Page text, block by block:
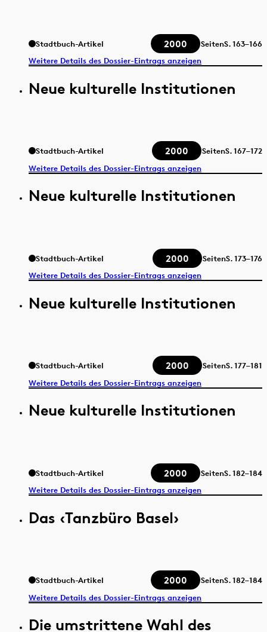
Stadtbuch-Artikel 2000 SeitenS.163–166
Weitere Details des Dossier-Eintrags anzeigen
Neue kulturelle Institutionen
Stadtbuch-Artikel 2000 SeitenS.167–172
Weitere Details des Dossier-Eintrags anzeigen
Neue kulturelle Institutionen
Stadtbuch-Artikel 2000 SeitenS.173–176
Weitere Details des Dossier-Eintrags anzeigen
Neue kulturelle Institutionen
Stadtbuch-Artikel 2000 SeitenS.177–181
Weitere Details des Dossier-Eintrags anzeigen
Neue kulturelle Institutionen
Stadtbuch-Artikel 2000 SeitenS.182–184
Weitere Details des Dossier-Eintrags anzeigen
Das ‹Tanzbüro Basel›
Stadtbuch-Artikel 2000 SeitenS.182–184
Weitere Details des Dossier-Eintrags anzeigen
Die umstrittene Wahl des